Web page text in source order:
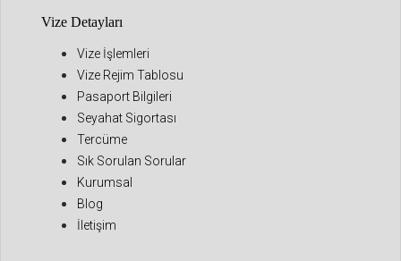
Vize Detayları
Vize İşlemleri
Vize Rejim Tablosu
Pasaport Bilgileri
Seyahat Sigortası
Tercüme
Sık Sorulan Sorular
Kurumsal
Blog
İletişim